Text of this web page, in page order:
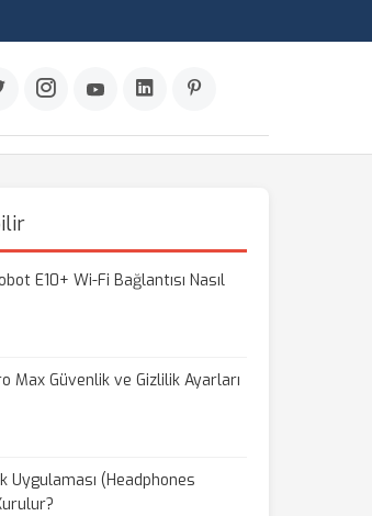
E10+ Wi-Fi Bağlantısı Nasıl
Max Güvenlik ve Gizlilik Ayarları
Uygulaması (Headphones